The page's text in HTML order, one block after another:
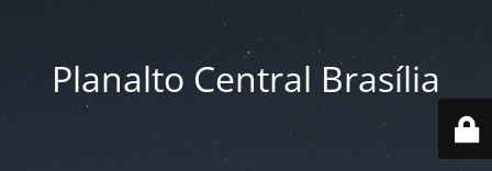
Planalto Central Brasília